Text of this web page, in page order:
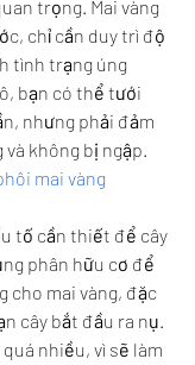
trọng. Mai vàng
chỉ cần duy trì độ
tình trạng úng
bạn có thể tưới
nhưng phải đảm
không bị ngập.
mai vàng
tố cần thiết để cây
phân hữu cơ để
cho mai vàng, đặc
cây bắt đầu ra nụ.
nhiều, vì sẽ làm